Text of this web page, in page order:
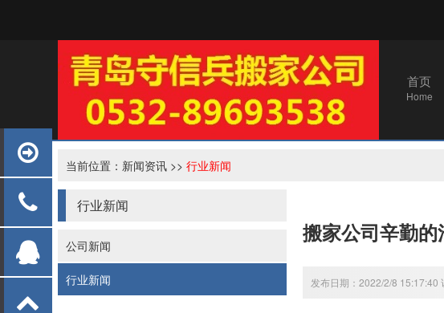
首页
Home
当前位置： 新闻资讯 >> 行业新闻
行业新闻
公司新闻
行业新闻
搬家公司辛勤
发布日期：2022/2/8 15:17:40